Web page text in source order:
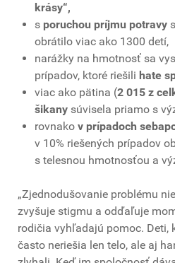
krásy“,
s poruchou príjmu potravy
obrátilo viac ako 1300 detí,
narážky na hmotnosť sa
prípadov, ktoré riešili hate
viac ako pätina (2 015 z
šikany súvisela priamo s
rovnako v prípadoch
v 10% riešených prípadov
s telesnou hmotnosťou a
„Zjednodušovanie problému
zvyšuje stigmu a odďaľuje
rodičia vyhľadajú pomoc. Deti,
často neriešia len telo, ale aj